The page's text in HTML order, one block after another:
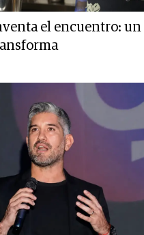
el encuentro: